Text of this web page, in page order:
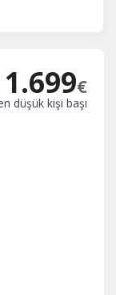
1.699€
düşük kişi başı